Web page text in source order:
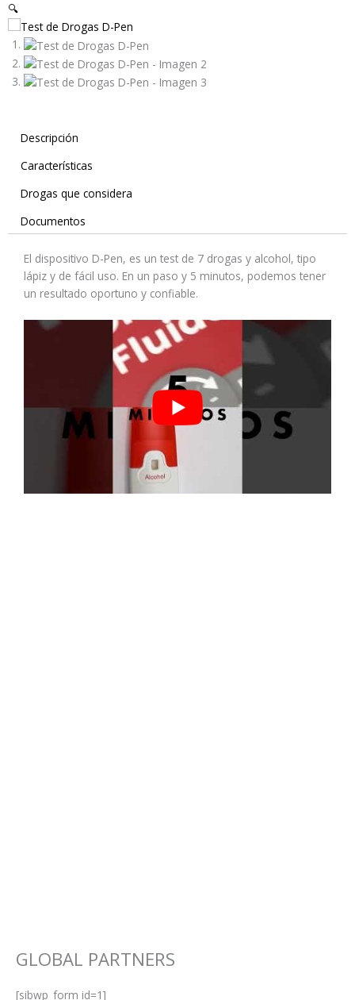
🔍
Descripción
Características
Drogas que considera
Documentos
El dispositivo D-Pen, es un test de 7 drogas y alcohol, tipo
lápiz y de fácil uso. En un paso y 5 minutos, podemos tener
un resultado oportuno y confiable.
GLOBAL PARTNERS
[sibwp_form id=1]